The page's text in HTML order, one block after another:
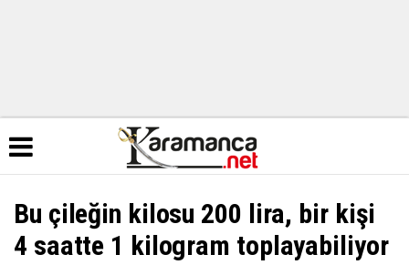
Bu çileğin kilosu 200 lira, bir kişi
4 saatte 1 kilogram toplayabiliyor